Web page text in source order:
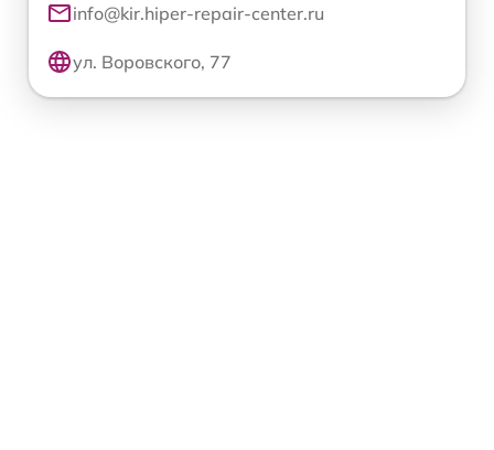
info@kir.hiper-repair-center.ru
ул. Воровского, 77